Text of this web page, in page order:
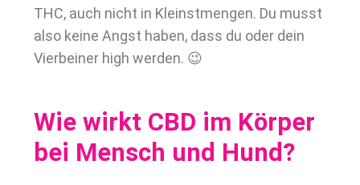
THC, auch nicht in Kleinstmengen. Du musst
also keine Angst haben, dass du oder dein
Vierbeiner high werden. 😉
Wie wirkt CBD im Körper
bei Mensch und Hund?